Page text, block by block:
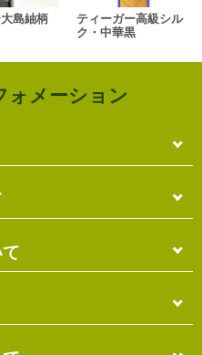
島紬柄
ティーガー高級シル
ク・中華黒
ォメーション
す。
ます。
上、送料が正しく計算
は出来ません。
在連絡票」より再配達希
ですので、こちらをご利
内の発送となります。